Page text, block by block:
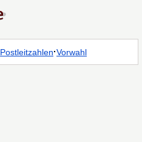
Postleitzahlen·Vorwahl